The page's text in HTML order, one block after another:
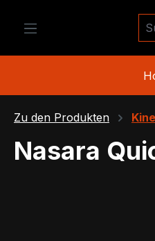
Zur Hauptnavigation
Zu den Produkten
Nasara